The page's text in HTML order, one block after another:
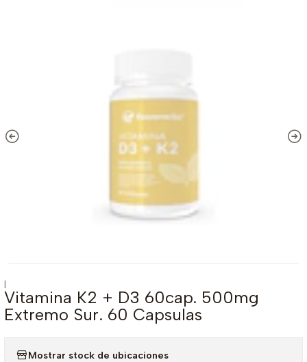
|
Vitamina K2 + D3 60cap. 500mg
Extremo Sur. 60 Capsulas
Mostrar stock de ubicaciones